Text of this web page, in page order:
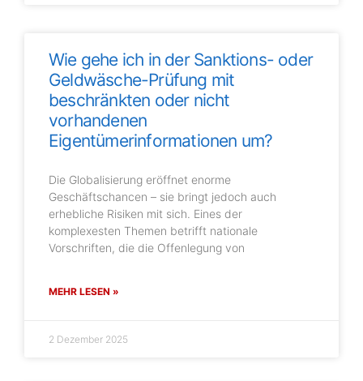
Wie gehe ich in der Sanktions- oder
Geldwäsche-Prüfung mit
beschränkten oder nicht
vorhandenen
Eigentümerinformationen um?
Die Globalisierung eröffnet enorme
Geschäftschancen – sie bringt jedoch auch
erhebliche Risiken mit sich. Eines der
komplexesten Themen betrifft nationale
Vorschriften, die die Offenlegung von
MEHR LESEN »
2 Dezember 2025